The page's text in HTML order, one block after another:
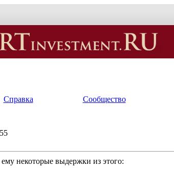
Справка Сообщество
некоторые выдержки из этого: